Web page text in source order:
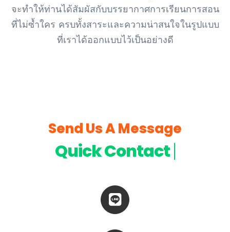
จะทำให้ท่านได้สัมผัสกับบรรยากาศการเรียนการสอน
ที่ไม่ซ้ำใคร ครบทั้งสาระและความน่าสนใจในรูปแบบ
ที่เราได้ออกแบบไว้เป็นอย่างดี
Send Us A Message